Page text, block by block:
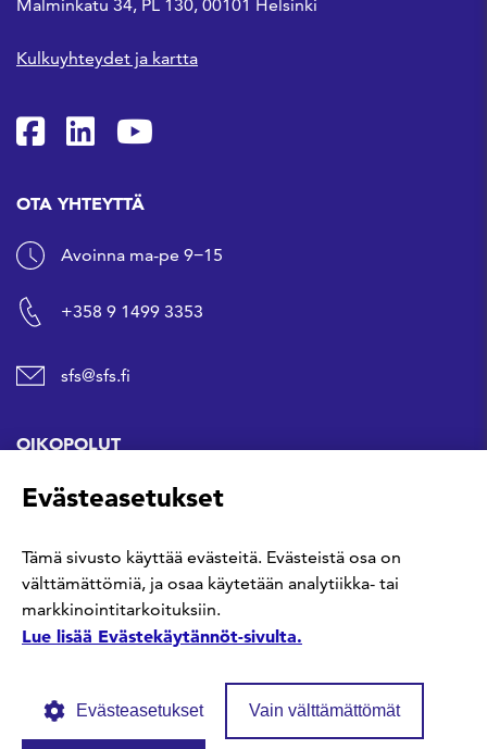
Malminkatu 34, PL 130, 00101 Helsinki
Kulkuyhteydet ja kartta
SFS Facebookissa
SFS Linkedinissä
SFS Youtubessa
OTA YHTEYTTÄ
Avoinna ma-pe 9−15
+358 9 1499 3353
sfs@sfs.fi
OIKOPOLUT
Hanki standardi
Kommentoi tekeillä olevia standardeja
Evästeasetukset
Tämä sivusto käyttää evästeitä. Evästeistä osa on
välttämättömiä, ja osaa käytetään analytiikka- tai
markkinointitarkoituksiin.
Lue lisää Evästekäytännöt-sivulta.
Evästeasetukset Vain välttämättömät